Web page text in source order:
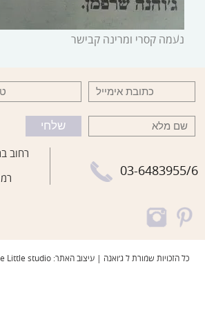
נעמה קסרי ומרינה קבישר
03-6483955/6
כל הזכויות שמורת ל ג׳ואנה | עיצוב האתר: Shine Little studio | פיתוח: Get traffic